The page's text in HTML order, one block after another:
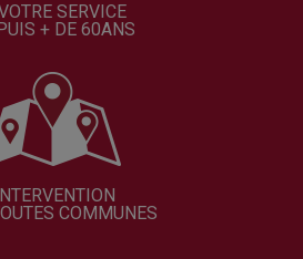
SERVICE
+ DE 60ANS
INTERVENTION
COMMUNES